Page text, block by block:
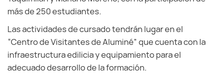
más de 250 estudiantes.
Las actividades de cursado tendrán lugar en el
“Centro de Visitantes de Aluminé” que cuenta con la
infraestructura edilicia y equipamiento para el
adecuado desarrollo de la formación.